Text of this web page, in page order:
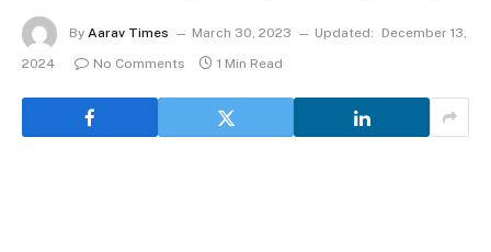
By Aarav Times March 30, 2023 Updated:
December 13,
2024
No Comments 1 Min Read